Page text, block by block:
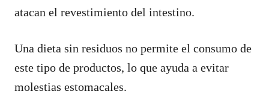
atacan el revestimiento del intestino.
Una dieta sin residuos no permite el consumo de
este tipo de productos, lo que ayuda a evitar
molestias estomacales.